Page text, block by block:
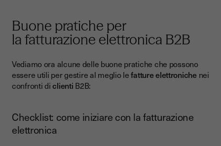
Buone pratiche per
la fatturazione elettronica B2B
Vediamo ora alcune delle buone pratiche che possono
essere utili per gestire al meglio lefatture elettronichenei
confronti diclienti B2B:
Checklist: come iniziare con la fatturazione
elettronica